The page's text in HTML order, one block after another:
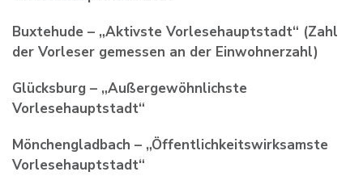
Buxtehude – „Aktivste Vorlesehauptstadt“ (Zahl
der Vorleser gemessen an der Einwohnerzahl)
Glücksburg – „Außergewöhnlichste
Vorlesehauptstadt“
Mönchengladbach – „Öffentlichkeitswirksamste
Vorlesehauptstadt“